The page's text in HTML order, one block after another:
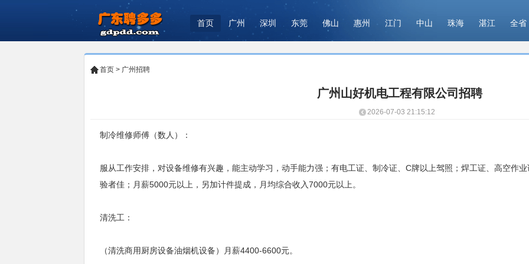
首页 广州 深圳 东莞 佛山 惠州 江门 中山 珠海 湛江 全省
首页 > 广州招聘
广州山好机电工程有限公司招聘
2026-07-03 21:15:12
制冷维修师傅（数人）：
服从工作安排，对设备维修有兴趣，能主动学习，动手能力强；有电工证、制冷证、C牌以上驾照；焊工证、高空作
验者佳；月薪5000元以上，另加计件提成，月均综合收入7000元以上。
清洗工：
（清洗商用厨房设备油烟机设备）月薪4400-6600元。